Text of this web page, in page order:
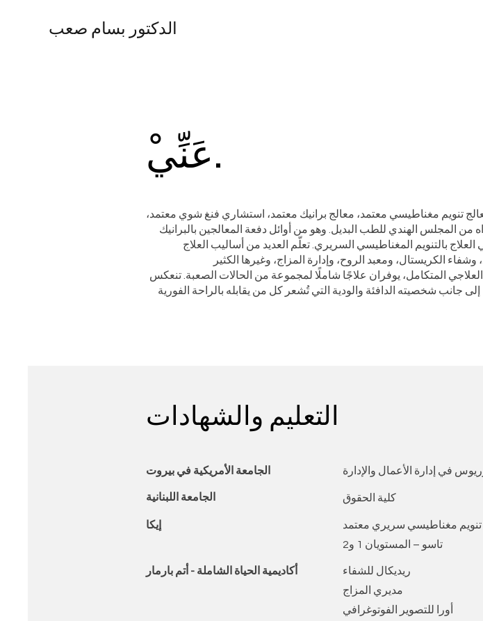
الدكتور بسام صعب
ْعَنِّي.
مغناطيسي معتمد، معالج برانيك معتمد، استشاري فنغ شوي معتمد،
المجلس الهندي للطب البديل. وهو من أوائل دفعة المعالجين بالبرانيك
بالتنويم المغناطيسي السريري. تعلّم العديد من أساليب العلاج
المتكامل، يوفران علاجًا شاملًا لمجموعة من الحالات الصعبة. تنعكس
التعليم والشهادات
الجامعة الأمريكية في بيروت
الجامعة اللبنانية
إيكا
أكاديمية الحياة الشاملة - أتم بارمار
في إدارة الأعمال والإدارة
كلية الحقوق
تنويم مغناطيسي سريري معتمد
تاسو – المستويان 1 و2
ريديكال للشفاء
مديري المزاج
أورا للتصوير الفوتوغرافي